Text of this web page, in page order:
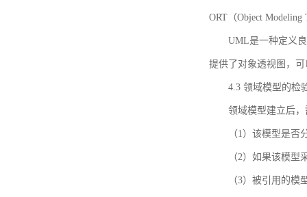
ORT（Object
UML是一种定义
提供了对象透视图，
4.3 领域模型的检
领域模型建立后
（1）该模型是
（2）如果该模
（3）被引用的模